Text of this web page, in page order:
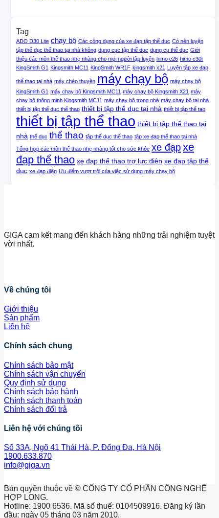
Tag
ADO D30 Lite chạy bộ Các công dụng của xe đạp tập thể dục Có nên luyện
tập thể dục thể thao tại nhà không dụng cục tập thể dục dụng cụ thể dục Giới
thiệu các môn thể thao nhẹ nhàng cho mọi người tập luyện himo c26 himo c30r
KingSmith G1 Kingsmith MC11 KingSmith WR1F kingsmith x21 Luyện tập xe đạp
thể thao tại nhà máy chèo thuyền máy chạy bộ máy chạy bộ
KingSmith G1 máy chạy bộ Kingsmith MC11 máy chạy bộ Kingsmith X21 máy
chạy bộ thông minh Kingsmith MC11 máy chạy bộ trong nhà máy chạy bộ tại nhà
thiết bị tập thể dục thể thao thiết bị tập thể dục tại nhà thiết bị tập thể tao
thiết bị tập thể thao thiết bị tập thể thao tại
nhà thể dục thể thao tập thể dục thể thao tập xe đạp thể thao tại nhà
Tổng hợp các môn thể thao nhẹ nhàng tốt cho sức khỏe xe đạpxe
đạp thể thao xe đạp thể thao trợ lực điện xe đạp tập thể
dục xe đạp điện Ưu điểm vượt trội của việc sử dụng máy chạy bộ
GIGA cam kết mang đến khách hàng những trải nghiệm tuyệt
vời nhất.
Về chúng tôi
Giới thiệu
Sản phẩm
Liên hệ
Chính sách chung
Chính sách bảo mật
Chính sách vận chuyển
Quy định sử dụng
Chính sách bảo hành
Chính sách thanh toán
Chính sách đổi trả
Liên hệ với chúng tôi
Số 33A, Ngõ 41 Thái Hà, P. Đống Đa, Hà Nội
1900.633.870
info@giga.vn
Bản quyền thuộc về © CÔNG TY CỔ PHẦN CÔNG NGHỆ
HỢP LONG.
Hotline: 1900 6536. Mã số thuế: 0104509916. Đăng ký lần
đầu: ngày 05 tháng 03 năm 2010.